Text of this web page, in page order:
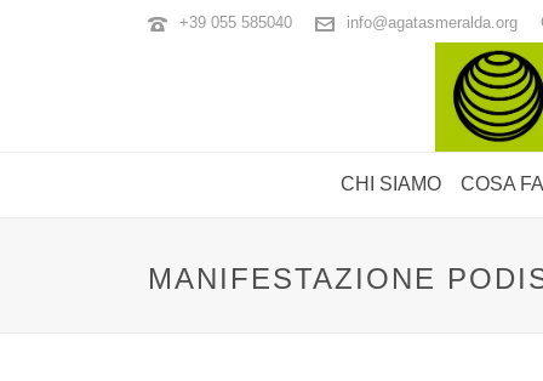
+39 055 585040 info@agatasmeralda.org
CHI SIAMO COSA
MANIFESTAZIONE